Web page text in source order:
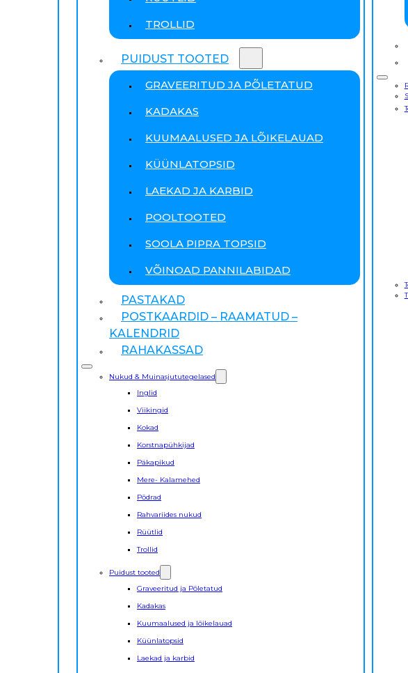
TROLLID
PUIDUST TOOTED
GRAVEERITUD JA PÕLETATUD
KADAKAS
KUUMAALUSED JA LÕIKELAUAD
KÜÜNLATOPSID
LAEKAD JA KARBID
POOLTOOTED
SOOLA PIPRA TOPSID
VÕINOAD PANNILABIDAD
PASTAKAD
POSTKAARDID – RAAMATUD –
KALENDRID
RAHAKASSAD
Nukud & Muinasjututegelased
Inglid
Viikingid
Kokad
Korstnapühkijad
Päkapikud
Mere- Kalamehed
Põdrad
Rahvariides nukud
Rüütlid
Trollid
Puidust tooted
Graveeritud ja Põletatud
Kadakas
Kuumaalused ja lõikelauad
Küünlatopsid
Laekad ja karbid